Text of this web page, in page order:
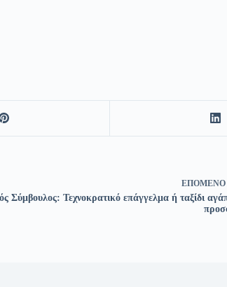
ΕΠΌΜΕΝΟ
Σύμβουλος: Τεχνοκρατικό επάγγελμα ή ταξίδι